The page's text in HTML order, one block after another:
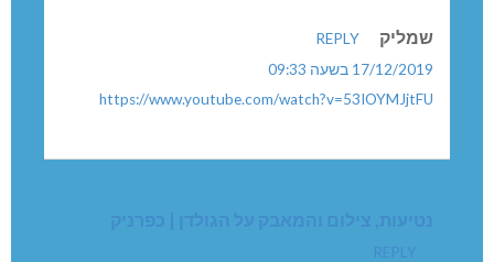
שמליק
REPLY
17/12/2019 בשעה 09:33
https://www.youtube.com/watch?v=53IOYMJjtFU
נטיעות, צילום והמאבק על הגולדן | כפרניק
REPLY